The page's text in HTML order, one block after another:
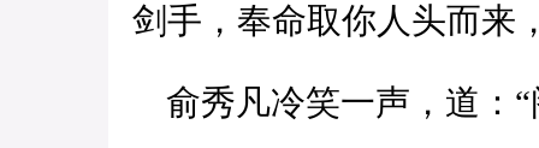
剑手，奉命取你人头而来
俞秀凡冷笑一声，道：“